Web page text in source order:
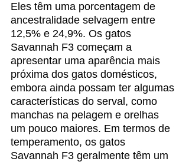
Eles têm uma porcentagem de
ancestralidade selvagem entre
12,5% e 24,9%. Os gatos
Savannah F3 começam a
apresentar uma aparência mais
próxima dos gatos domésticos,
embora ainda possam ter algumas
características do serval, como
manchas na pelagem e orelhas
um pouco maiores. Em termos de
temperamento, os gatos
Savannah F3 geralmente têm um